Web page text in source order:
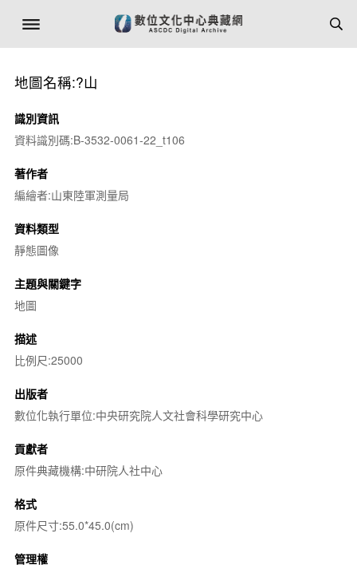
地圖名稱:?山
識別資訊
資料識別碼:B-3532-0061-22_t106
著作者
編繪者:山東陸軍測量局
資料類型
靜態圖像
主題與關鍵字
地圖
描述
比例尺:25000
出版者
數位化執行單位:中央研究院人文社會科學研究中心
貢獻者
原件典藏機構:中研院人社中心
格式
原件尺寸:55.0*45.0(cm)
管理權